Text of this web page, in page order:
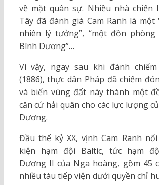
về mặt quân sự. Nhiều nhà chiến
Tây đã đánh giá Cam Ranh là một
nhiên lý tưởng”, “một đồn
Bình Dương”…
Vì vậy, ngay sau khi đánh
(1886), thực dân Pháp đã chiếm
và biến vùng đất này thành một
căn cứ hải quân cho các lực lượng
Dương.
Đầu thế kỷ XX, vịnh Cam Ranh
kiện hạm đội Baltic, tức hạm
Dương II của Nga hoàng, gồm 45
nhiều tàu tiếp viện dưới quyền chỉ